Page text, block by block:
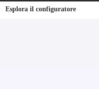
Esplora il configuratore